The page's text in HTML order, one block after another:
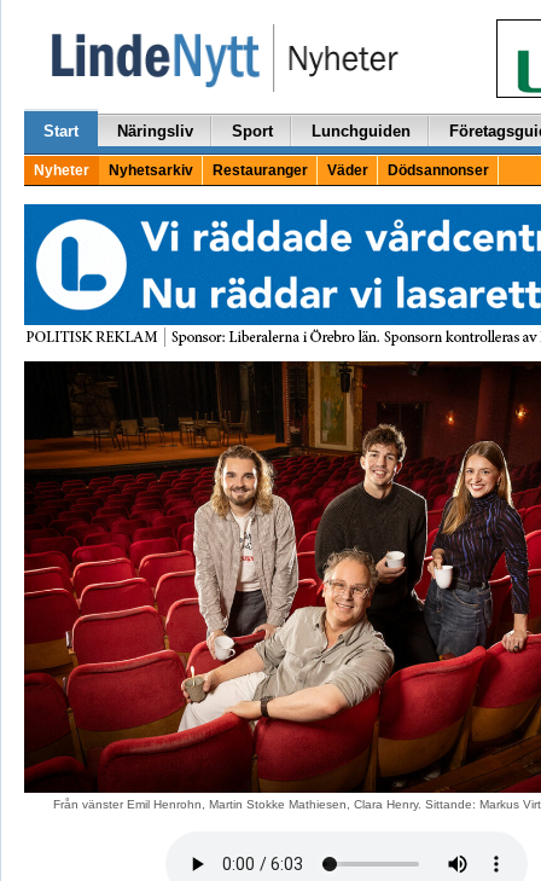
Start Näringsliv Sport Lunchguiden
Nyheter Nyhetsarkiv Restauranger Väder Dödsannonser
Från vänster Emil Henrohn, Martin Stokke Mathiesen, Clara Henry. Sittande: Markus